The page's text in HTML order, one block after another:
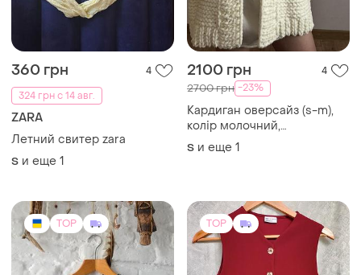
360 грн
4
324 грн с 14 авг.
ZARA
Летний свитер zara
S и еще 1
2100 грн 4
2700 грн -23%
Кардиган оверсайз (s-m),
колір молочний,
виготовлений із якісної
пряжі. ручна робота.
S и еще 1
TOP TOP